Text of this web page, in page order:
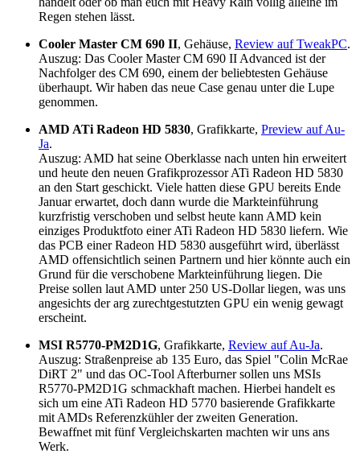
Regen stehen lässt.
Cooler Master CM 690 II, Gehäuse, Review auf TweakPC.
Auszug: Das Cooler Master CM 690 II Advanced ist der
Nachfolger des CM 690, einem der beliebtesten Gehäuse
überhaupt. Wir haben das neue Case genau unter die Lupe
genommen.
AMD ATi Radeon HD 5830, Grafikkarte, Preview auf Au-
Ja.
Auszug: AMD hat seine Oberklasse nach unten hin erweitert
und heute den neuen Grafikprozessor ATi Radeon HD 5830
an den Start geschickt. Viele hatten diese GPU bereits Ende
Januar erwartet, doch dann wurde die Markteinführung
kurzfristig verschoben und selbst heute kann AMD kein
einziges Produktfoto einer ATi Radeon HD 5830 liefern. Wie
das PCB einer Radeon HD 5830 ausgeführt wird, überlässt
AMD offensichtlich seinen Partnern und hier könnte auch ein
Grund für die verschobene Markteinführung liegen. Die
Preise sollen laut AMD unter 250 US-Dollar liegen, was uns
angesichts der arg zurechtgestutzten GPU ein wenig gewagt
erscheint.
MSI R5770-PM2D1G, Grafikkarte, Review auf Au-Ja.
Auszug: Straßenpreise ab 135 Euro, das Spiel "Colin McRae
DiRT 2" und das OC-Tool Afterburner sollen uns MSIs
R5770-PM2D1G schmackhaft machen. Hierbei handelt es
sich um eine ATi Radeon HD 5770 basierende Grafikkarte
mit AMDs Referenzkühler der zweiten Generation.
Bewaffnet mit fünf Vergleichskarten machten wir uns ans
Werk.